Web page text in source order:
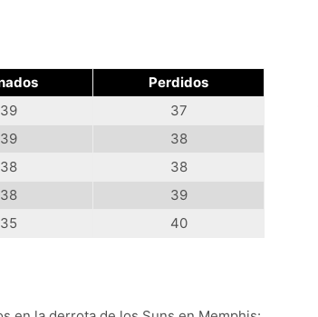
Perdidos
39
37
39
38
38
38
38
39
35 40